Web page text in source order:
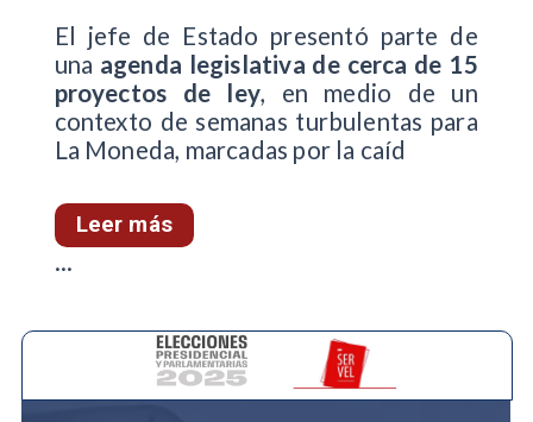
El jefe de Estado presentó parte de
una agenda legislativa de cerca de 15
proyectos de ley, en medio de un
contexto de semanas turbulentas para
La Moneda, marcadas por la caíd
Leer más
...